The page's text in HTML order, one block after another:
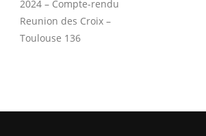
2024 – Compte-rendu
Reunion des Croix –
Toulouse 136